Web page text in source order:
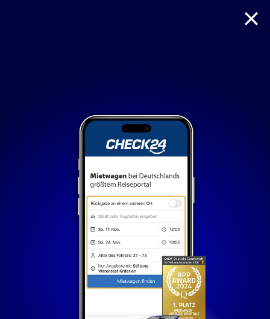
Unvergleichlich lecker
Mit dem Klick auf „geht klar” ermöglichen Sie uns Ihnen
über Cookies ein verbessertes Nutzungserlebnis zu
servieren und dieses kontinuierlich zu verbessern. So
können wir Ihnen bei unseren Partnern personalisierte
Werbung und passende Angebote anzeigen. Über
„anpassen” können Sie Ihre persönlichen Präferenzen
festlegen. Dies ist auch nachträglich jederzeit möglich. Mit
dem Klick auf „Nur notwendige Cookies” werden lediglich
technisch notwendige Cookies gespeichert.
Mietwagen